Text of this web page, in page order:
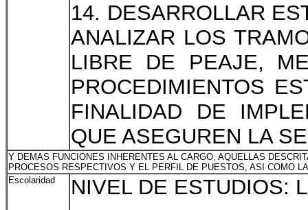
14. DESARROLLAR
ANALIZAR LOS
LIBRE DE PEAJE,
PROCEDIMIENTOS
FINALIDAD DE
QUE ASEGUREN LA
Y DEMAS FUNCIONES INHERENTES AL CARGO, AQUELLAS
PROCESOS RESPECTIVOS Y EL PERFIL DE PUESTOS, ASI COMO
Escolaridad
NIVEL DE ESTUDIOS: